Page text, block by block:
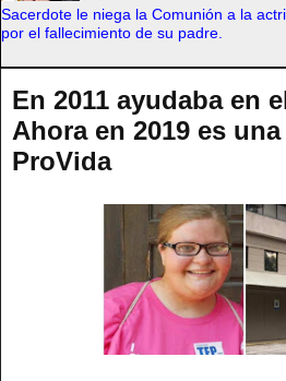
Sacerdote le niega la Comunión a la
por el fallecimiento de su padre.
En 2011 ayudaba en
Ahora en 2019 es
ProVida